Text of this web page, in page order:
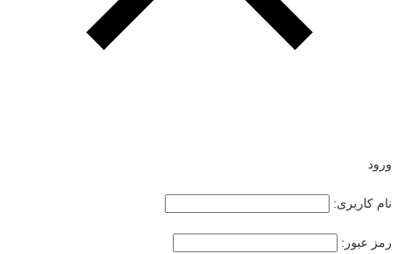
ورود
نام کاربری:
رمز عبور: